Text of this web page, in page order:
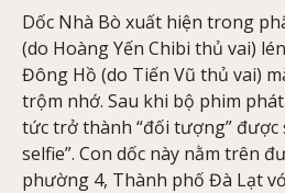
Dốc Nhà Bò xuất hiện trong
(do Hoàng Yến Chibi thủ vai)
Đông Hồ (do Tiến Vũ thủ vai)
trộm nhớ. Sau khi bộ phim
tức trở thành “đối tượng” được
selfie”. Con dốc này nằm trên
phường 4, Thành phố Đà Lạt